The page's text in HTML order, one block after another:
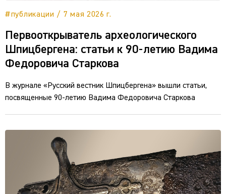
#публикации / 7 мая 2026 г.
Первооткрыватель археологического
Шпицбергена: статьи к 90-летию Вадима
Федоровича Старкова
В журнале «Русский вестник Шпицбергена» вышли статьи,
посвященные 90-летию Вадима Федоровича Старкова